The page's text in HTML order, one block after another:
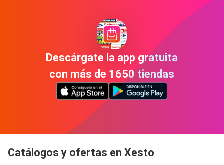
Descárgate la app gratuita
con más de 1650 tiendas
Catálogos y ofertas en Xesto